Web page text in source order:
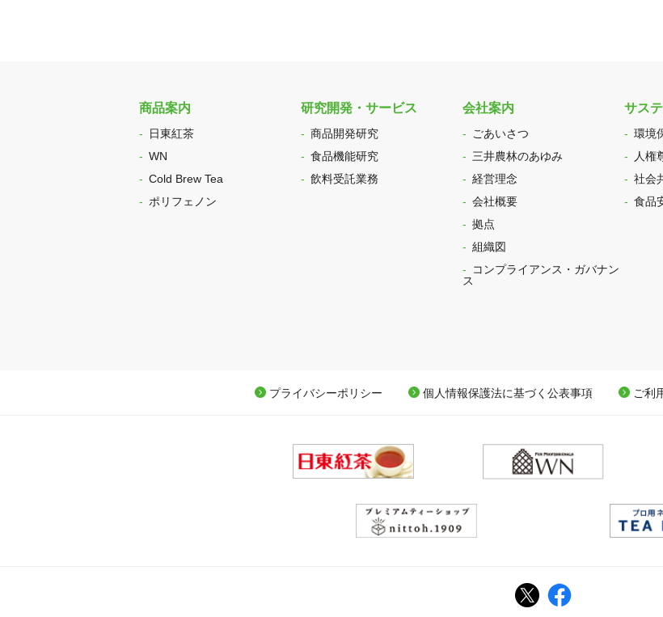
商品案内
日東紅茶
WN
Cold Brew Tea
ポリフェノン
研究開発・サービス
商品開発研究
食品機能研究
飲料受託業務
会社案内
ごあいさつ
三井農林のあゆみ
経営理念
会社概要
拠点
組織図
コンプライアンス・ガバナン
ス
サス
環境
人権
社会
食品
プライバシーポリシー 個人情報保護法に基づく公表事項 ご利